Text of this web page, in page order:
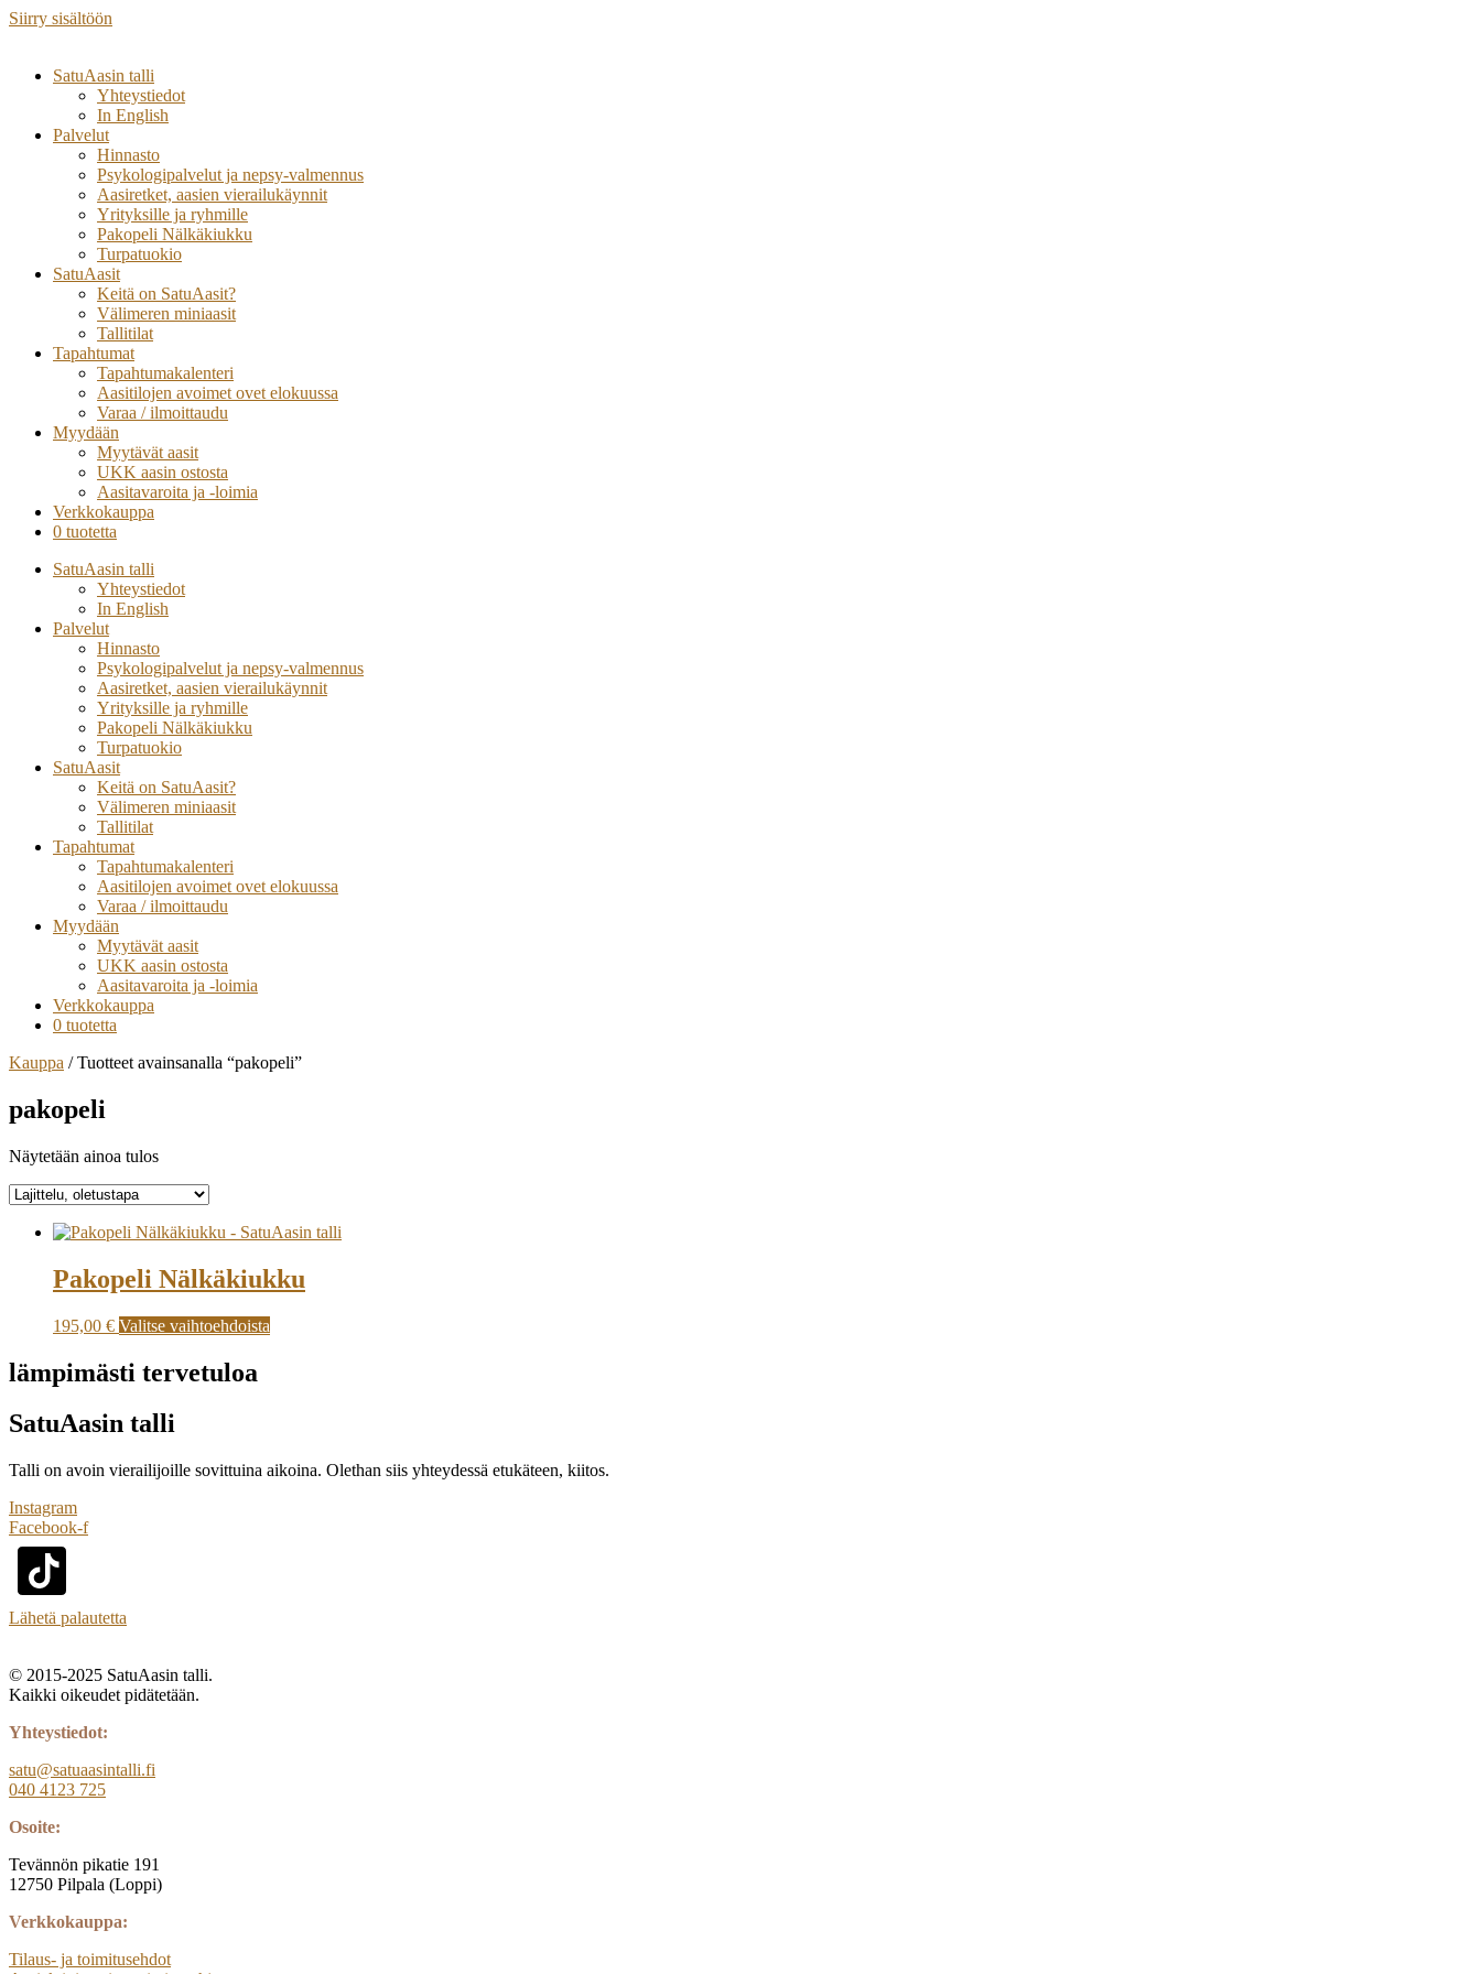
Siirry sisältöön
SatuAasin talli
Yhteystiedot
In English
Palvelut
Hinnasto
Psykologipalvelut ja nepsy-valmennus
Aasiretket, aasien vierailukäynnit
Yrityksille ja ryhmille
Pakopeli Nälkäkiukku
Turpatuokio
SatuAasit
Keitä on SatuAasit?
Välimeren miniaasit
Tallitilat
Tapahtumat
Tapahtumakalenteri
Aasitilojen avoimet ovet elokuussa
Varaa / ilmoittaudu
Myydään
Myytävät aasit
UKK aasin ostosta
Aasitavaroita ja -loimia
Verkkokauppa
0 tuotetta
SatuAasin talli
Yhteystiedot
In English
Palvelut
Hinnasto
Psykologipalvelut ja nepsy-valmennus
Aasiretket, aasien vierailukäynnit
Yrityksille ja ryhmille
Pakopeli Nälkäkiukku
Turpatuokio
SatuAasit
Keitä on SatuAasit?
Välimeren miniaasit
Tallitilat
Tapahtumat
Tapahtumakalenteri
Aasitilojen avoimet ovet elokuussa
Varaa / ilmoittaudu
Myydään
Myytävät aasit
UKK aasin ostosta
Aasitavaroita ja -loimia
Verkkokauppa
0 tuotetta
Kauppa / Tuotteet avainsanalla “pakopeli”
pakopeli
Näytetään ainoa tulos
Pakopeli Nälkäkiukku
195,00 € Valitse vaihtoehdoista
lämpimästi tervetuloa
SatuAasin talli
Talli on avoin vierailijoille sovittuina aikoina. Olethan siis yhteydessä etukäteen, kiitos.
Instagram
Facebook-f
Lähetä palautetta
© 2015-2025 SatuAasin talli.
Kaikki oikeudet pidätetään.
Yhteystiedot:
satu@satuaasintalli.fi
040 4123 725
Osoite:
Tevännön pikatie 191
12750 Pilpala (Loppi)
Verkkokauppa:
Tilaus- ja toimitusehdot